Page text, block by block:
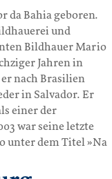
da Bahia geboren.
und
Bildhauer Mario
Jahren in
nach Brasilien
in Salvador. Er
einer der
war seine letzte
unter dem Titel »Na